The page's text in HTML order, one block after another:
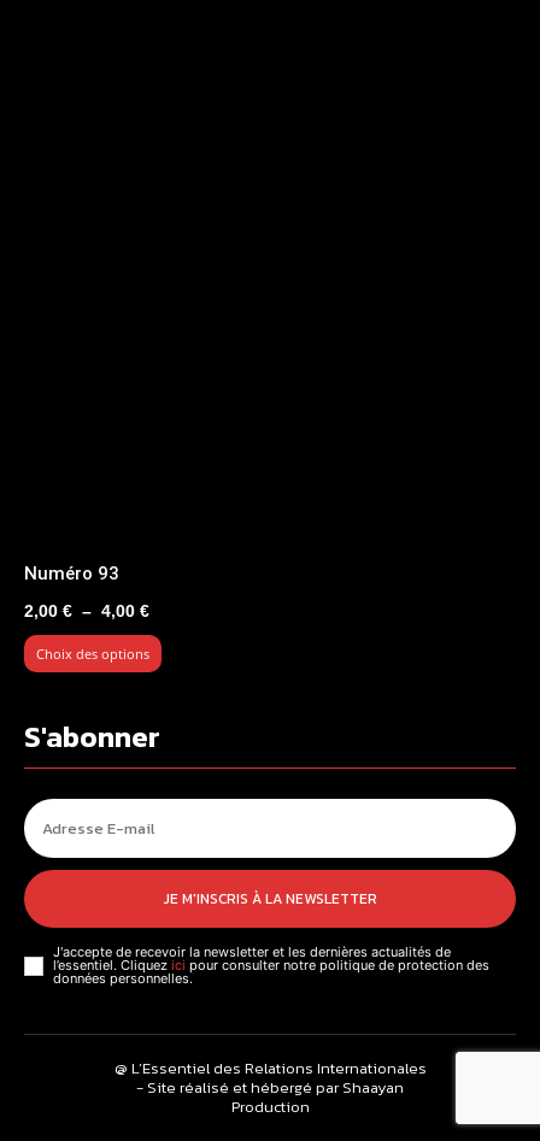
Numéro 93
2,00 € – 4,00 €Plage
de
prix :
4,00 €
Choix des options
S'abonner
JE M'INSCRIS À LA NEWSLETTER
J'accepte de recevoir la newsletter et les dernières actualités de
l’essentiel. Cliquez ici pour consulter notre politique de protection des
données personnelles.
@ L’Essentiel des Relations Internationales
- Site réalisé et hébergé par Shaayan
Production